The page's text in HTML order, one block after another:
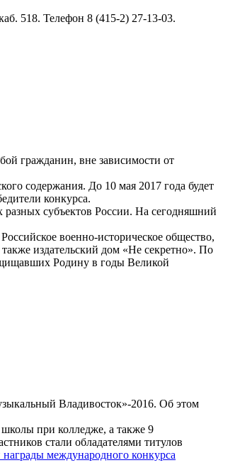
518. Телефон 8 (415-2) 27-13-03.
гражданин, вне зависимости от
содержания. До 10 мая 2017 года будет
конкурса.
субъектов России. На сегодняшний
военно-историческое общество,
издательский дом «Не секретно». По
Родину в годы Великой
Владивосток»-2016. Об этом
школы при колледже, а также 9
стали обладателями титулов
международного конкурса